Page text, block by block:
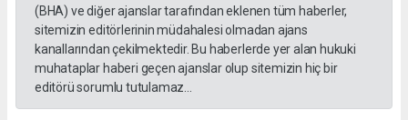
(BHA) ve diğer ajanslar tarafından eklenen tüm haberler,
sitemizin editörlerinin müdahalesi olmadan ajans
kanallarından çekilmektedir. Bu haberlerde yer alan hukuki
muhataplar haberi geçen ajanslar olup sitemizin hiç bir
editörü sorumlu tutulamaz...